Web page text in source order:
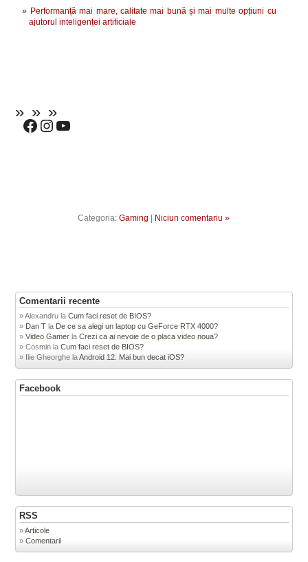
Performanță mai mare, calitate mai bună și mai multe opțiuni cu
ajutorul inteligenței artificiale
Categoria:Gaming | Niciun comentariu »
Comentarii recente
Alexandru laCum faci reset de BIOS?
Dan T la De ce sa alegi un laptop cu GeForce RTX 4000?
Video Gamer laCrezi ca ai nevoie de o placa video noua?
Cosmin laCum faci reset de BIOS?
Ilie Gheorghe laAndroid 12. Mai bun decat iOS?
Facebook
RSS
Articole
Comentarii